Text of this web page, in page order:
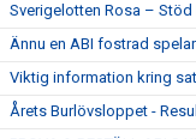
Sverigelotten Rosa –
Ännu en ABI fostrad
Viktig information kring
Årets Burlövsloppet -